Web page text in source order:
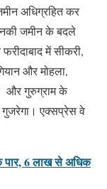
अधिग्रहित कर
जमीन के बदले
में सीकरी,
और मोहला,
और गुरुग्राम के
गुजरेगा। एक्सप्रेस वे
पार, 6 लाख से अधिक